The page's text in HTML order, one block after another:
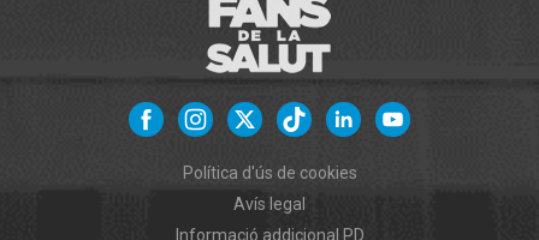
Política d'ús de cookies
Avís legal
Informació addicional PD